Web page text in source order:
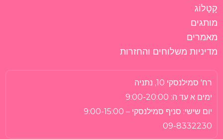
רח' סמילנסקי 10, נתניה
ימים א עד ה: 9:00-20:00
יום שישי: סניף סמילנסקי – 9:00-15:00
09-8332230
קָטָלוֹג
מותגים
מאמרים
מדיניות משלוחים והחזרות